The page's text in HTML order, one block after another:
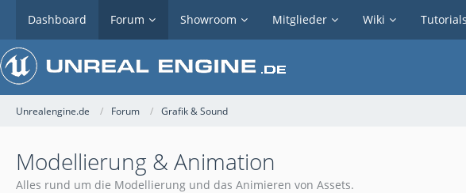
Dashboard Forum Showroom Mitglieder Wiki Tutorials
Unrealengine.de Forum Grafik & Sound
Modellierung & Animation
Alles rund um die Modellierung und das Animieren von Assets.